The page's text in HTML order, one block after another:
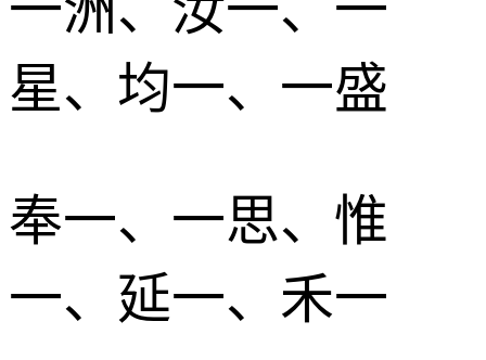
星、均一、一盛
奉一、一思、惟
一、延一、禾一